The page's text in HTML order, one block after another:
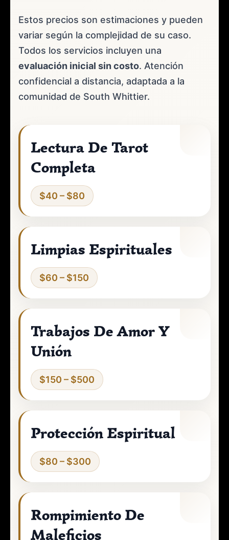
Estos precios son estimaciones y pueden
variar según la complejidad de su caso.
Todos los servicios incluyen una
evaluación inicial sin costo. Atención
confidencial a distancia, adaptada a la
comunidad de South Whittier.
Lectura De Tarot
Completa
$40 – $80
Limpias Espirituales
$60 – $150
Trabajos De Amor Y
Unión
$150 – $500
Protección Espiritual
$80 – $300
Rompimiento De
Maleficios